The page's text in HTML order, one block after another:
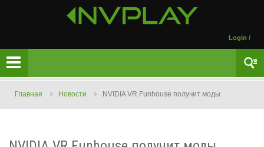
Login /
Главная Новости NVIDIA VR Funhouse получит моды